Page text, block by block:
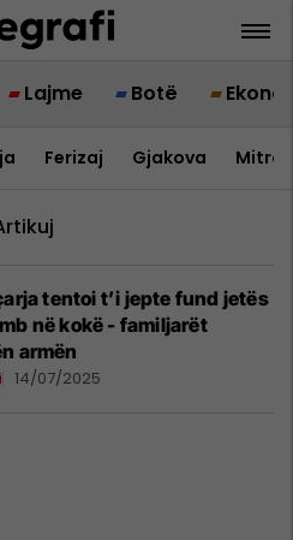
Lajme Botë
Ferizaj Gjakova
tentoi t’i jepte fund jetës
në kokë - familjarët
armën
14/07/2025